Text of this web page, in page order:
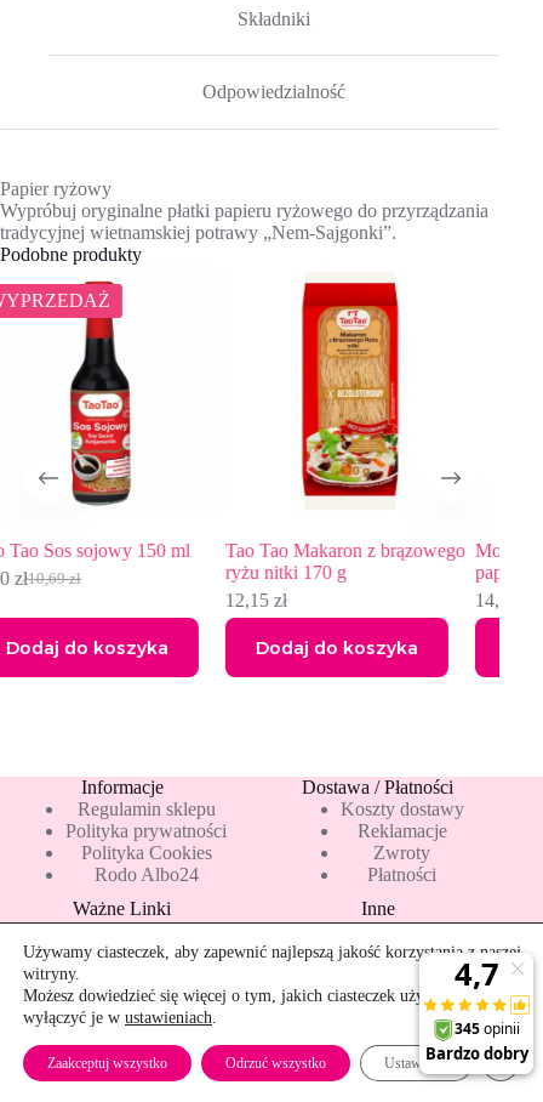
Składniki
Odpowiedzialność
Papier ryżowy
Wypróbuj oryginalne płatki papieru ryżowego do przyrządzania
tradycyjnej wietnamskiej potrawy „Nem-Sajgonki”.
Podobne produkty
ml
Tao Tao Makaron z brązowego
ryżu nitki 170 g
Dodaj do koszyka
Monini Sos pesto Calabrese
papryką i ricottą 190 g
Dodaj do koszyka
Informacje
Regulamin sklepu
Polityka prywatności
Polityka Cookies
Rodo Albo24
Dostawa / Płatności
Koszty dostawy
Reklamacje
Zwroty
Płatności
Ważne Linki
Blog
Nowości
Bestsellery
Inne
Pakiety 10 mleka
Mapa strony
Rekomendowane
Kontakt
Szybkie zwroty
Używamy ciasteczek, aby zapewnić najlepszą jakość korzystania z naszej
witryny.
Możesz dowiedzieć się więcej o tym, jakich ciasteczek używamy, lub
wyłączyć je w ustawieniach.
Zaakceptuj wszystko Odrzuć wszystko Ustawienia